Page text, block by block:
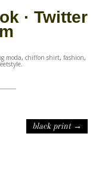
· Twitter
moda, chiffon shirt, fashion,
.
black print →